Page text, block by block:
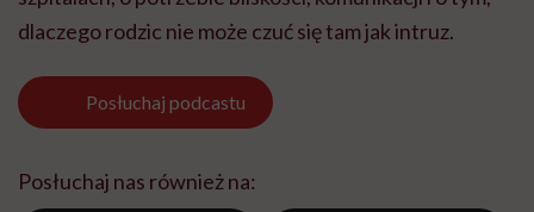
dlaczego rodzic nie może czuć się tam jak intruz.
Posłuchaj podcastu
Posłuchaj nas również na: